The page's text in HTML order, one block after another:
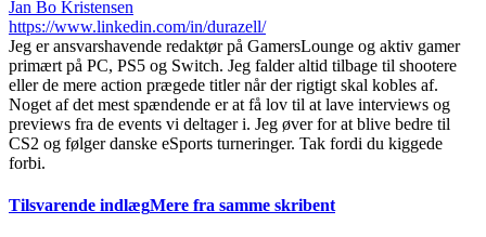
Jan Bo Kristensen
https://www.linkedin.com/in/durazell/
Jeg er ansvarshavende redaktør på GamersLounge og aktiv gamer
primært på PC, PS5 og Switch. Jeg falder altid tilbage til shootere
eller de mere action prægede titler når der rigtigt skal kobles af.
Noget af det mest spændende er at få lov til at lave interviews og
previews fra de events vi deltager i. Jeg øver for at blive bedre til
CS2 og følger danske eSports turneringer. Tak fordi du kiggede
forbi.
Tilsvarende indlægMere fra samme skribent